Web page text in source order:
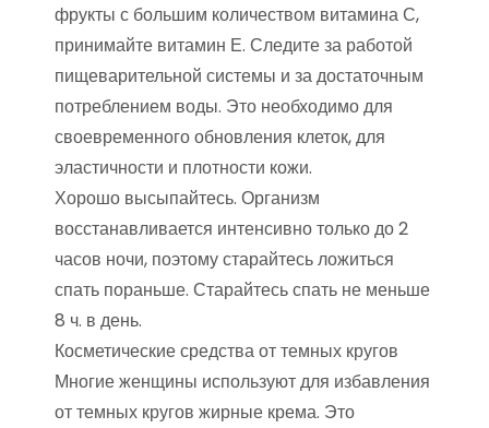
фрукты с большим количеством витамина С,
принимайте витамин Е. Следите за работой
пищеварительной системы и за достаточным
потреблением воды. Это необходимо для
своевременного обновления клеток, для
эластичности и плотности кожи.
Хорошо высыпайтесь. Организм
восстанавливается интенсивно только до 2
часов ночи, поэтому старайтесь ложиться
спать пораньше. Старайтесь спать не меньше
8 ч. в день.
Косметические средства от темных кругов
Многие женщины используют для избавления
от темных кругов жирные крема. Это